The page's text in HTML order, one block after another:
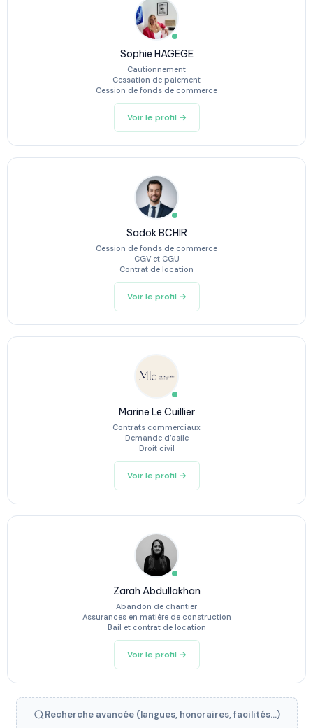
Sophie HAGEGE
Cautionnement
Cessation de paiement
Cession de fonds de commerce
Voir le profil →
Sadok BCHIR
Cession de fonds de commerce
CGV et CGU
Contrat de location
Voir le profil →
Marine Le Cuillier
Contrats commerciaux
Demande d’asile
Droit civil
Voir le profil →
Zarah Abdullakhan
Abandon de chantier
Assurances en matière de construction
Bail et contrat de location
Voir le profil →
Recherche avancée (langues, honoraires, facilités...)